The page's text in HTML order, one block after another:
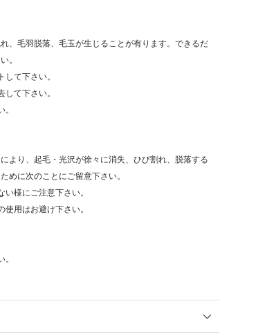
、毛羽脱落、毛玉が生じることが有ります。できるだ
。
て下さい。
て下さい。
より、起毛・光沢が徐々に消失、ひび割れ、脱落する
めに次のことにご留意下さい。
様にご注意下さい。
用はお避け下さい。